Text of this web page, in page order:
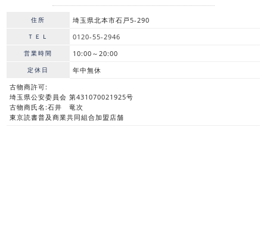
住所 埼玉県北本市石戸5-290
ＴＥＬ 0120-55-2946
営業時間 10:00～20:00
定休日
年中無休
古物商許可:
埼玉県公安委員会 第431070021925号
古物商氏名:石井 竜次
東京読書普及商業共同組合加盟店舗